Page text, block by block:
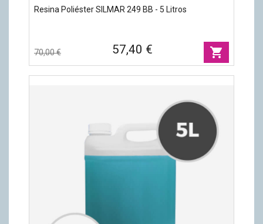
Resina Poliéster SILMAR 249 BB - 5 Litros
70,00 € 57,40 € shopping_cart